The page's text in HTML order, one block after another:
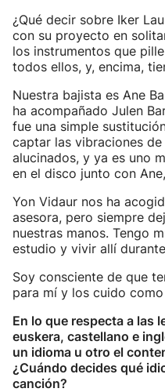
¿Qué decir sobre Iker
con su proyecto en
los instrumentos que
todos ellos, y, encima,
Nuestra bajista es Ane
ha acompañado Julen
fue una simple
captar las vibraciones
alucinados, y ya es uno
en el disco junto con
Yon Vidaur nos ha
asesora, pero siempre
nuestras manos. Tengo
estudio y vivir allí
Soy consciente de que
para mí y los cuido
En lo que respecta a las
euskera, castellano e
un idioma u otro el
¿Cuándo decides qué
canción?